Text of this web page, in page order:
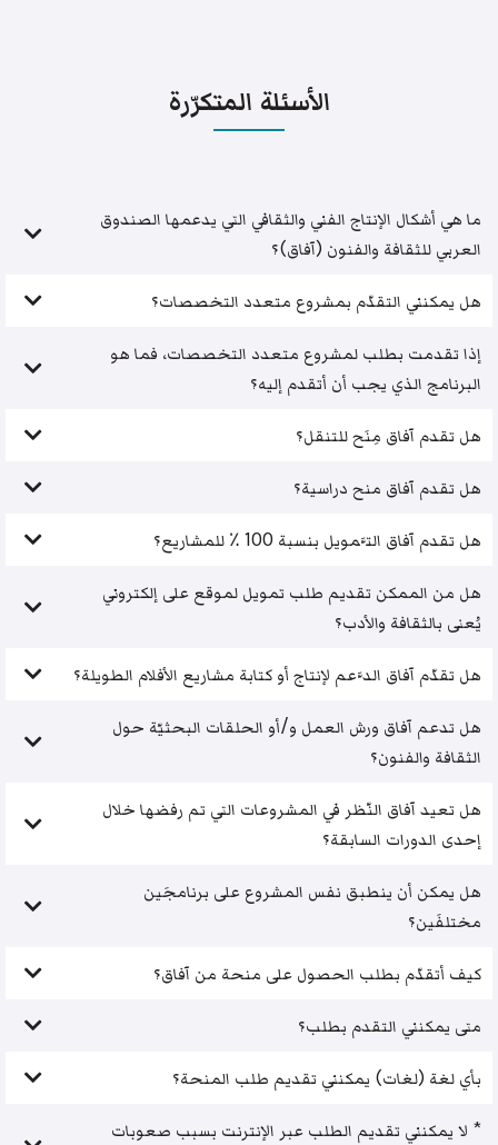
الأسئلة المتكرّرة
ما هي أشكال الإنتاج الفني والثقافي التي يدعمها الصندوق
العربي للثقافة والفنون (آفاق)؟
هل يمكنني التقدّم بمشروع متعدد التخصصات؟
إذا تقدمت بطلب لمشروع متعدد التخصصات، فما هو
البرنامج الذي يجب أن أتقدم إليه؟
هل تقدم آفاق مِنَح للتنقل؟
هل تقدم آفاق منح دراسية؟
هل تقدم آفاق التَّمويل بنسبة 100 ٪ للمشاريع؟
هل من الممكن تقديم طلب تمويل لموقع على إلكتروني
يُعنى بالثقافة والأدب؟
هل تقدّم آفاق الدَّعم لإنتاج أو كتابة مشاريع الأفلام الطويلة؟
هل تدعم آفاق ورش العمل و/أو الحلقات البحثيّة حول
الثقافة والفنون؟
هل تعيد آفاق النّظر في المشروعات التي تم رفضها خلال
إحدى الدورات السابقة؟
هل يمكن أن ينطبق نفس المشروع على برنامجَين
مختلفَين؟
كيف أتقدّم بطلب الحصول على منحة من آفاق؟
متى يمكنني التقدم بطلب؟
بأي لغة (لغات) يمكنني تقديم طلب المنحة؟
* لا يمكنني تقديم الطلب عبر الإنترنت بسبب صعوبات